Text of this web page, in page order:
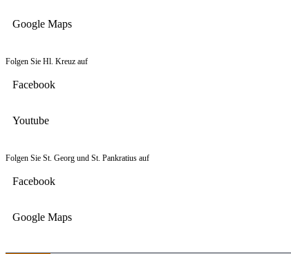
Google Maps
Folgen Sie Hl. Kreuz auf
Facebook
Youtube
Folgen Sie St. Georg und St. Pankratius auf
Facebook
Google Maps